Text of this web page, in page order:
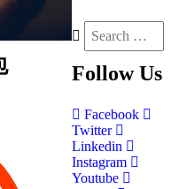
Follow Us
Facebook
Twitter
Linkedin
Instagram
Youtube